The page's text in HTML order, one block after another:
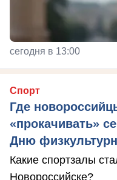
сегодня в 13:00
Спорт
Где
«прокачивать»
Дню
Какие спортзалы
Новороссийске?